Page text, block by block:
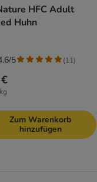
HFC Adult
Huhn
5 (11)
Zum Warenkorb
hinzufügen